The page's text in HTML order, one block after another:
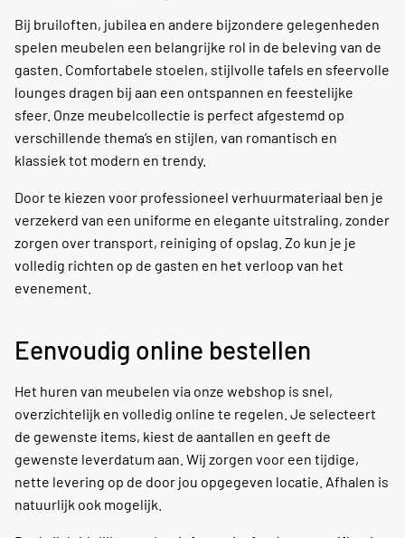
Bij bruiloften, jubilea en andere bijzondere gelegenheden
spelen meubelen een belangrijke rol in de beleving van de
gasten. Comfortabele stoelen, stijlvolle tafels en sfeervolle
lounges dragen bij aan een ontspannen en feestelijke
sfeer. Onze meubelcollectie is perfect afgestemd op
verschillende thema’s en stijlen, van romantisch en
klassiek tot modern en trendy.
Door te kiezen voor professioneel verhuurmateriaal ben je
verzekerd van een uniforme en elegante uitstraling, zonder
zorgen over transport, reiniging of opslag. Zo kun je je
volledig richten op de gasten en het verloop van het
evenement.
Eenvoudig online bestellen
Het huren van meubelen via onze webshop is snel,
overzichtelijk en volledig online te regelen. Je selecteert
de gewenste items, kiest de aantallen en geeft de
gewenste leverdatum aan. Wij zorgen voor een tijdige,
nette levering op de door jou opgegeven locatie. Afhalen is
natuurlijk ook mogelijk.